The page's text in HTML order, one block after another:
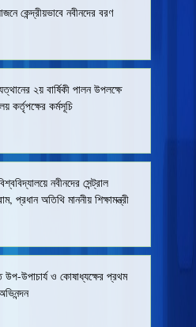
কেন্দ্রীয়ভাবে নবীনদের বরণ
২য় বার্ষিকী পালন উপলক্ষে
কর্তৃপক্ষের কর্মসূচি
নবীনদের সেন্ট্রাল
প্রধান অতিথি মাননীয় শিক্ষামন্ত্রী
উপ-উপাচার্য ও কোষাধ্যক্ষের প্রথম